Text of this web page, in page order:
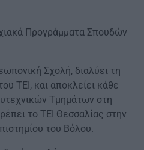
Προγράμματα Σπουδών
Σχολή, διαλύει τη
ΤΕΙ, και αποκλείει κάθε
Τμημάτων στη
το ΤΕΙ Θεσσαλίας στην
του Βόλου.